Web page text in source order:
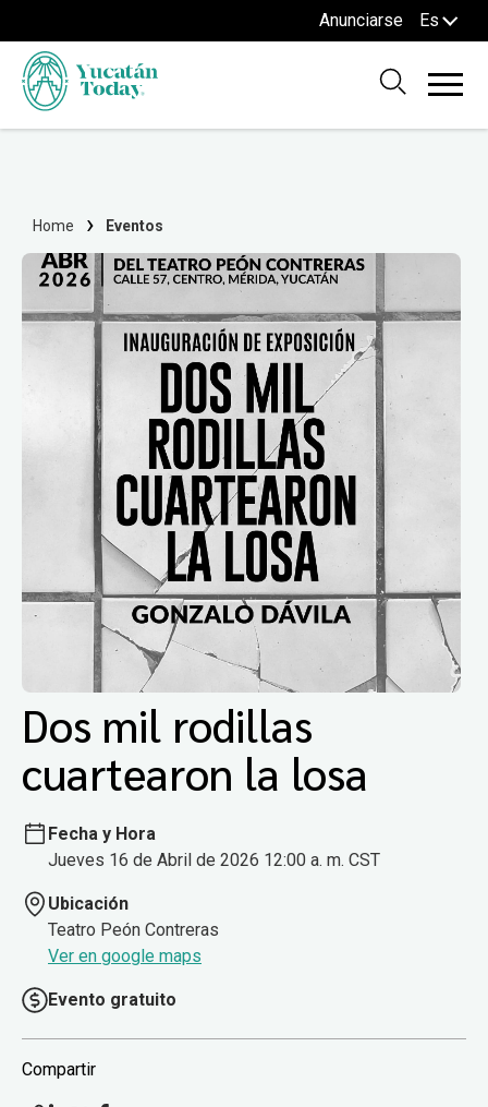
Anunciarse Es
Home Eventos
Dos mil rodillas
cuartearon la losa
Fecha y Hora
Jueves 16 de Abril de 2026 12:00 a. m. CST
Ubicación
Teatro Peón Contreras
Ver en google maps
Evento gratuito
Compartir